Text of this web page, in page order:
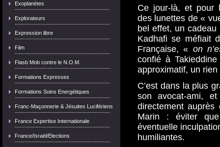
Exoplanètes
Explorateurs
Expression libre
Film
Flasb Mob contre le N.O.M.
Formations Expresses
Formations Soins Energétiques
Franc-Maçonnerie & Jésuites Lucifériens
France Expertise Internationale
France/Israël/Elections
Ce jour-là, et pour
des lunettes de «
bel effet, un
Kadhafi se méfiait
Française, « on
confié à
approximatif, un rien
C’est dans la plus
son avocat-ami,
directement auprès
Marin : éviter que
éventuelle
humiliantes.